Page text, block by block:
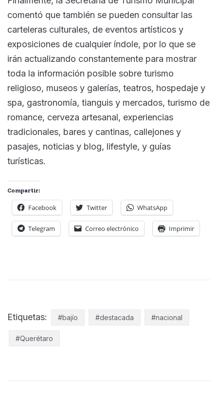
comentó que también se pueden consultar las
carteleras culturales, de eventos artísticos y
exposiciones de cualquier índole, por lo que se
irán actualizando constantemente para mostrar
toda la información posible sobre turismo
religioso, museos y galerías, teatros, hospedaje y
spa, gastronomía, tianguis y mercados, turismo de
romance, cerveza artesanal, experiencias
tradicionales, bares y cantinas, callejones y
pasajes, noticias y blog, lifestyle, y guías
turísticas.
Compartir:
Facebook Twitter WhatsApp
Telegram Correo electrónico Imprimir
Etiquetas: #bajío #destacada #nacional
#Querétaro